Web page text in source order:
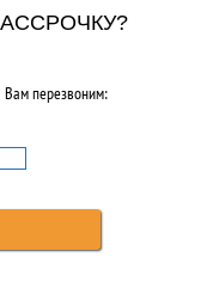
Вам перезвоним: